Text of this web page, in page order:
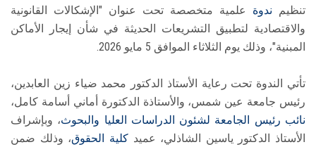
تنظيم ندوة علمية متخصصة تحت عنوان "الإشكالات القانونية
والاقتصادية لتطبيق التشريعات الحديثة في شأن إيجار الأماكن
المبنية"، وذلك يوم الثلاثاء الموافق 5 مايو 2026.
تأتي الندوة تحت رعاية الأستاذ الدكتور محمد ضياء زين العابدين،
رئيس جامعة عين شمس، والأستاذة الدكتورة أماني أسامة كامل،
نائب رئيس الجامعة لشئون الدراسات العليا والبحوث، وبإشراف
الأستاذ الدكتور ياسين الشاذلي، عميدكلية الحقوق، وذلك ضمن